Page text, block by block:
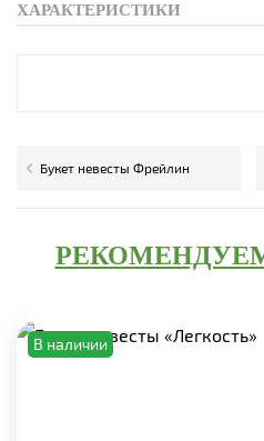
ХАРАКТЕРИСТИКИ
Букет невесты Фрейлин
В наличии